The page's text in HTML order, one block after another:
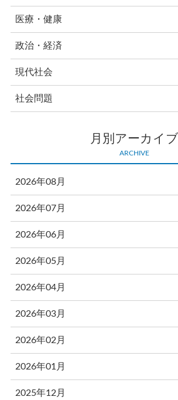
医療・健康
政治・経済
現代社会
社会問題
月別アーカイブ
ARCHIVE
2026年08月
2026年07月
2026年06月
2026年05月
2026年04月
2026年03月
2026年02月
2026年01月
2025年12月